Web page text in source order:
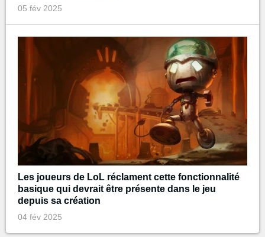
05 fév 2025
Les joueurs de LoL réclament cette fonctionnalité
basique qui devrait être présente dans le jeu
depuis sa création
04 fév 2025